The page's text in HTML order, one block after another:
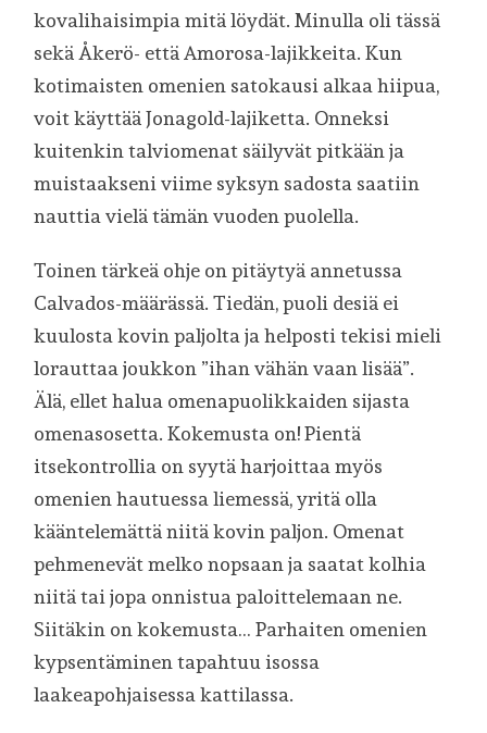
kovalihaisimpia mitä löydät. Minulla oli tässä
sekä Åkerö- että Amorosa-lajikkeita. Kun
kotimaisten omenien satokausi alkaa hiipua,
voit käyttää Jonagold-lajiketta. Onneksi
kuitenkin talviomenat säilyvät pitkään ja
muistaakseni viime syksyn sadosta saatiin
nauttia vielä tämän vuoden puolella.
Toinen tärkeä ohje on pitäytyä annetussa
Calvados-määrässä. Tiedän, puoli desiä ei
kuulosta kovin paljolta ja helposti tekisi mieli
lorauttaa joukkon ”ihan vähän vaan lisää”.
Älä, ellet halua omenapuolikkaiden sijasta
omenasosetta. Kokemusta on! Pientä
itsekontrollia on syytä harjoittaa myös
omenien hautuessa liemessä, yritä olla
kääntelemättä niitä kovin paljon. Omenat
pehmenevät melko nopsaan ja saatat kolhia
niitä tai jopa onnistua paloittelemaan ne.
Siitäkin on kokemusta… Parhaiten omenien
kypsentäminen tapahtuu isossa
laakeapohjaisessa kattilassa.